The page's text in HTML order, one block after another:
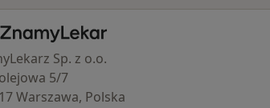
- Hlavní stránka
Sp. z o.o.
5/7
Warszawa, Polska